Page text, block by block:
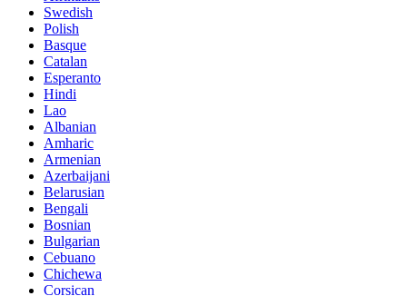
Swedish
Polish
Basque
Catalan
Esperanto
Hindi
Lao
Albanian
Amharic
Armenian
Azerbaijani
Belarusian
Bengali
Bosnian
Bulgarian
Cebuano
Chichewa
Corsican